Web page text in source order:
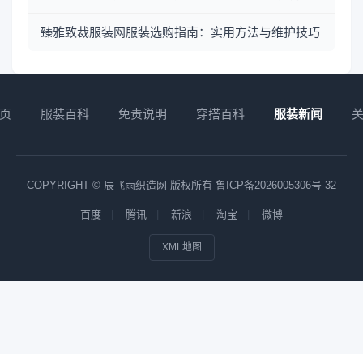
臻雅致裁服装网服装选购指南：实用方法与维护技巧
服装百科 免责说明 穿搭百科 服装新闻
COPYRIGHT © 辰飞雨织造网 版权所有 鲁ICP备2026005306号-32
百度 腾讯 新浪 淘宝 微博
XML地图